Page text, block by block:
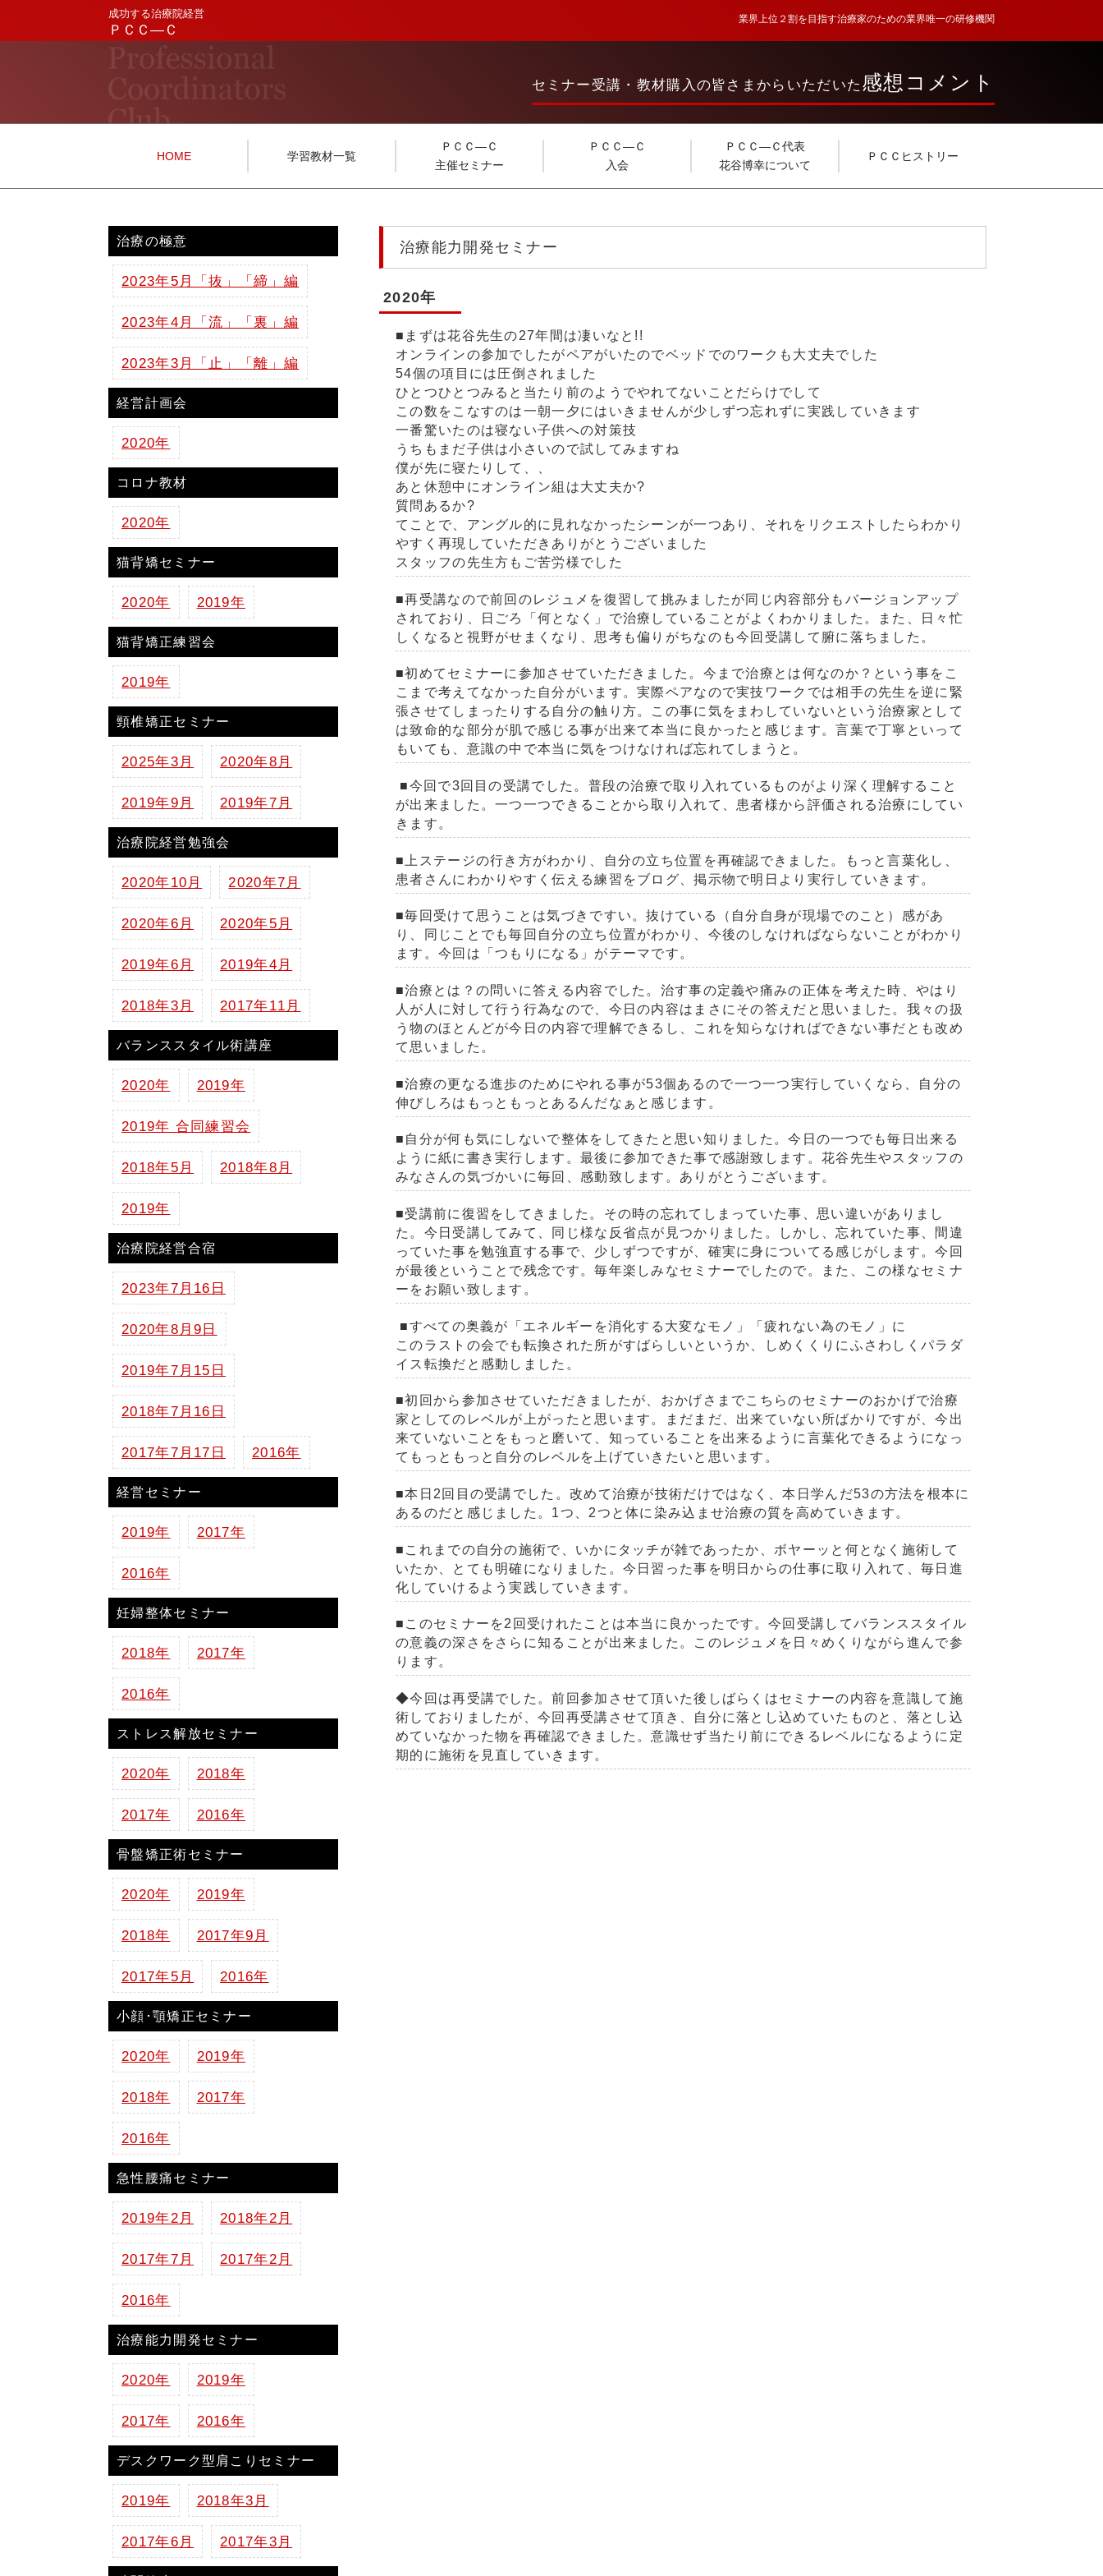
成功する治療院経営
ＰＣＣ―Ｃ
業界上位２割を目指す治療家のための業界唯一の研修機関
セミナー受講・教材購入の皆さまからいただいた 感想コメント
HOME 学習教材一覧
ＰＣＣ―Ｃ
主催セミナー
ＰＣＣ―Ｃ
入会
ＰＣＣ―Ｃ代表
花谷博幸について
ＰＣＣヒストリー
治療の極意
2023年5月「抜」「締」編
2023年4月「流」「裏」編
2023年3月「止」「離」編
経営計画会
2020年
コロナ教材
2020年
猫背矯セミナー
2020年 2019年
猫背矯正練習会
2019年
頸椎矯正セミナー
2025年3月 2020年8月
2019年9月 2019年7月
治療院経営勉強会
2020年10月 2020年7月
2020年6月 2020年5月
2019年6月 2019年4月
2018年3月 2017年11月
バランススタイル術講座
2020年 2019年
2019年 合同練習会
2018年5月 2018年8月
2019年
治療院経営合宿
2023年7月16日
2020年8月9日
2019年7月15日
2018年7月16日
2017年7月17日 2016年
経営セミナー
2019年 2017年
2016年
妊婦整体セミナー
2018年 2017年
2016年
ストレス解放セミナー
2020年 2018年
2017年 2016年
骨盤矯正術セミナー
2020年 2019年
2018年 2017年9月
2017年5月 2016年
小顔･顎矯正セミナー
2020年 2019年
2018年 2017年
2016年
急性腰痛セミナー
2019年2月 2018年2月
2017年7月 2017年2月
2016年
治療能力開発セミナー
2020年 2019年
2017年 2016年
デスクワーク型肩こりセミナー
2019年 2018年3月
2017年6月 2017年3月
治療能力開発セミナー
2020年
■まずは花谷先生の27年間は凄いなと!!
オンラインの参加でしたがペアがいたのでベッドでのワークも大丈夫でした
54個の項目には圧倒されました
ひとつひとつみると当たり前のようでやれてないことだらけでして
この数をこなすのは一朝一夕にはいきませんが少しずつ忘れずに実践していきます
一番驚いたのは寝ない子供への対策技
うちもまだ子供は小さいので試してみますね
僕が先に寝たりして、、
あと休憩中にオンライン組は大丈夫か?
質問あるか?
てことで、アングル的に見れなかったシーンが一つあり、それをリクエストしたらわかり
やすく再現していただきありがとうございました
スタッフの先生方もご苦労様でした
■再受講なので前回のレジュメを復習して挑みましたが同じ内容部分もバージョンアップ
されており、日ごろ「何となく」で治療していることがよくわかりました。また、日々忙
しくなると視野がせまくなり、思考も偏りがちなのも今回受講して腑に落ちました。
■初めてセミナーに参加させていただきました。今まで治療とは何なのか？という事をこ
こまで考えてなかった自分がいます。実際ペアなので実技ワークでは相手の先生を逆に緊
張させてしまったりする自分の触り方。この事に気をまわしていないという治療家として
は致命的な部分が肌で感じる事が出来て本当に良かったと感じます。言葉で丁寧といって
もいても、意識の中で本当に気をつけなければ忘れてしまうと。
■今回で3回目の受講でした。普段の治療で取り入れているものがより深く理解すること
が出来ました。一つ一つできることから取り入れて、患者様から評価される治療にしてい
きます。
■上ステージの行き方がわかり、自分の立ち位置を再確認できました。もっと言葉化し、
患者さんにわかりやすく伝える練習をブログ、掲示物で明日より実行していきます。
■毎回受けて思うことは気づきですい。抜けている（自分自身が現場でのこと）感があ
り、同じことでも毎回自分の立ち位置がわかり、今後のしなければならないことがわかり
ます。今回は「つもりになる」がテーマです。
■治療とは？の問いに答える内容でした。治す事の定義や痛みの正体を考えた時、やはり
人が人に対して行う行為なので、今日の内容はまさにその答えだと思いました。我々の扱
う物のほとんどが今日の内容で理解できるし、これを知らなければできない事だとも改め
て思いました。
■治療の更なる進歩のためにやれる事が53個あるので一つ一つ実行していくなら、自分の
伸びしろはもっともっとあるんだなぁと感じます。
■自分が何も気にしないで整体をしてきたと思い知りました。今日の一つでも毎日出来る
ように紙に書き実行します。最後に参加できた事で感謝致します。花谷先生やスタッフの
みなさんの気づかいに毎回、感動致します。ありがとうございます。
■受講前に復習をしてきました。その時の忘れてしまっていた事、思い違いがありまし
た。今日受講してみて、同じ様な反省点が見つかりました。しかし、忘れていた事、間違
っていた事を勉強直する事で、少しずつですが、確実に身についてる感じがします。今回
が最後ということで残念です。毎年楽しみなセミナーでしたので。また、この様なセミナ
ーをお願い致します。
■すべての奥義が「エネルギーを消化する大変なモノ」「疲れない為のモノ」に
このラストの会でも転換された所がすばらしいというか、しめくくりにふさわしくパラダ
イス転換だと感動しました。
■初回から参加させていただきましたが、おかげさまでこちらのセミナーのおかげで治療
家としてのレベルが上がったと思います。まだまだ、出来ていない所ばかりですが、今出
来ていないことをもっと磨いて、知っていることを出来るように言葉化できるようになっ
てもっともっと自分のレベルを上げていきたいと思います。
■本日 2 回目の受講でした。改めて治療が技術だけではなく、本日学んだ53の方法を根本に
あるのだと感じました。 1つ、 2つと体に染み込ませ治療の質を高めていきます。
■これまでの自分の施術で、いかにタッチが雑であったか、ボヤーッと何となく施術して
いたか、とても明確になりました。今日習った事を明日からの仕事に取り入れて、毎日進
化していけるよう実践していきます。
■このセミナーを2 回受けれたことは本当に良かったです。今回受講してバランススタイル
の意義の深さをさらに知ることが出来ました。このレジュメを日々めくりながら進んで参
ります。
◆今回は再受講でした。前回参加させて頂いた後しばらくはセミナーの内容を意識して施
術しておりましたが、今回再受講させて頂き、自分に落とし込めていたものと、落とし込
めていなかった物を再確認できました。意識せず当たり前にできるレベルになるように定
期的に施術を見直していきます。